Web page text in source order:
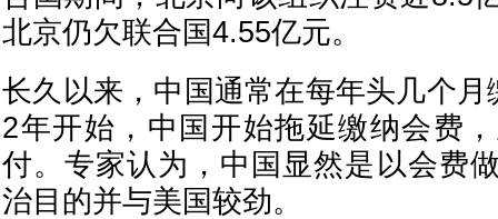
北京仍欠联合国4.55亿元。
长久以来，中国通常在每年头几个
2年开始，中国开始拖延缴纳会费
付。专家认为，中国显然是以会费
治目的并与美国较劲。